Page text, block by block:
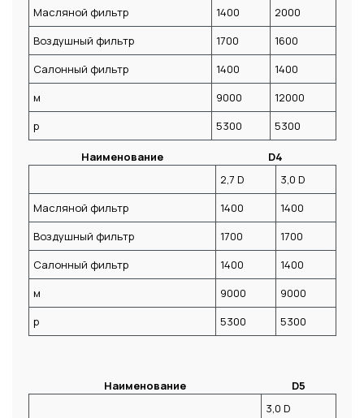
Масляной фильтр 1400
2000
Воздушный фильтр
1700
1600
Салонный фильтр
1400
1400
м
9000
12000
р
5300 5300
Наименование
D4
2,7 D
3,0 D
Масляной фильтр
1400
1400
Воздушный фильтр
1700
1700
Салонный фильтр
1400
1400
м
9000
9000
р
5300 5300
Наименование
D5
3,0 D